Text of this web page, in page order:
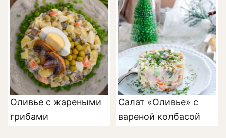
Оливье с жареными
грибами
Салат «Оливье» с
вареной колбасой